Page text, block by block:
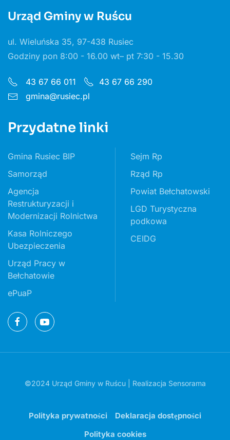
Urząd Gminy w Ruścu
ul. Wieluńska 35, 97-438 Rusiec
Godziny pon 8:00 - 16.00 wt– pt 7:30 - 15.30
43 67 66 011
43 67 66 290
gmina@rusiec.pl
Przydatne linki
Gmina Rusiec BIP
Samorząd
Agencja
Restrukturyzacji i
Modernizacji Rolnictwa
Kasa Rolniczego
Ubezpieczenia
Urząd Pracy w
Bełchatowie
ePuaP
Sejm Rp
Rząd Rp
Powiat Bełchatowski
LGD Turystyczna
podkowa
CEIDG
©2024 Urząd Gminy w Ruścu | Realizacja Sensorama
Polityka prywatności
Deklaracja dostępności
Polityka cookies